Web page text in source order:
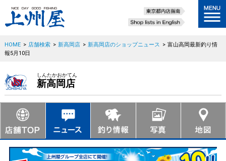
HOME > 店舗検索 > 新高岡店 > 新高岡店のショップニュース > 富山高岡最新釣り情
報5月10日
しんたかおかてん
新高岡店